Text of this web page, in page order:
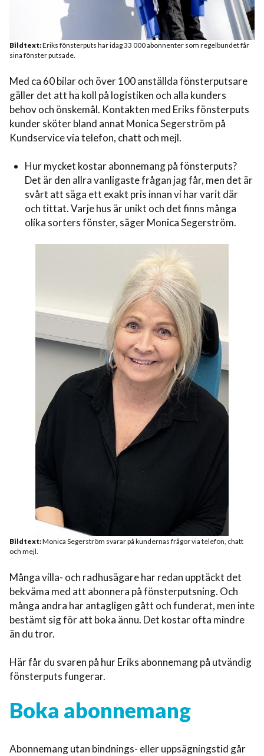
Bildtext:Eriks fönsterputs har idag 33 000 abonnenter som regelbundet får
sina fönster putsade.
Med ca 60 bilar och över 100 anställda fönsterputsare
gäller det att ha koll på logistiken och alla kunders
behov och önskemål. Kontakten med Eriks fönsterputs
kunder sköter bland annat Monica Segerström på
Kundservice via telefon, chatt och mejl.
Hur mycket kostar abonnemang på fönsterputs?
Det är den allra vanligaste frågan jag får, men det är
svårt att säga ett exakt pris innan vi har varit där
och tittat. Varje hus är unikt och det finns många
olika sorters fönster, säger Monica Segerström.
Bildtext:Monica Segerström svarar på kundernas frågor via telefon, chatt
och mejl.
Många villa- och radhusägare har redan upptäckt det
bekväma med att abonnera på fönsterputsning. Och
många andra har antagligen gått och funderat, men inte
bestämt sig för att boka ännu. Det kostar ofta mindre
än du tror.
Här får du svaren på hur Eriks abonnemang på utvändig
fönsterputs fungerar.
Boka abonnemang
Abonnemang utan bindnings- eller uppsägningstid går